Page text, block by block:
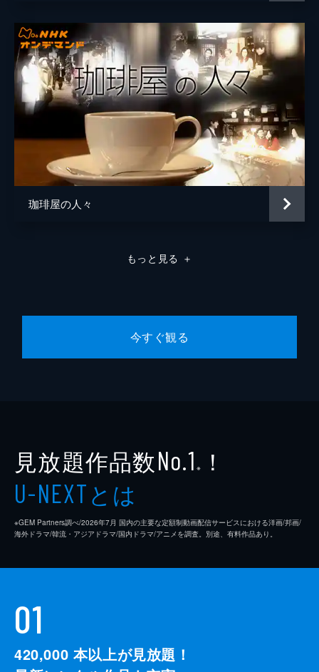
度で千明を悩ませていた。さらにストライキ
を起こした古参教員・小笠原（阿南健治）か
ら、「今の千葉進塾には吾郎が描いた理想は
ない」と言われた千明は、孤立感を深める。
49分
（５） 「いつか未来に」（最終回）
千明（永作博美）は“塾による学校経営”とい
う新たな夢を抱いていた。だが次女・蘭（大
政絢）の個人指導塾で不祥事が発生。責任を
感じて経営の一線から身を引く。そして平成
１９年、家族に見守られて生涯を終えた。塾
教育と歩んだそんな千明との年月を吾郎（高
玲）に背中を押され手応えを感じ始める。
珈琲屋の人々
もっと見る ＋
今すぐ観る
見放題作品数No.1 ※ ！
U-NEXTとは
※GEM Partners調べ/2026年7⽉ 国内の主要な定額制動画配信サービスにおける洋画/邦画/
海外ドラマ/韓流・アジアドラマ/国内ドラマ/アニメを調査。別途、有料作品あり。
01
420,000 本以上が見放題！